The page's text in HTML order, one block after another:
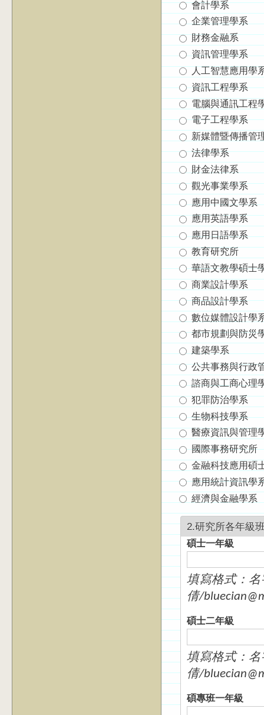
會計學系
企業管理學系
財務金融系
資訊管理學系
人工智慧應用學
資訊工程學系
電腦與通訊工程
電子工程學系
新媒體暨傳播管
法律學系
財金法律系
觀光事業學系
應用中國文學系
應用英語學系
應用日語學系
教育研究所
華語文教學碩士
商業設計學系
商品設計學系
數位媒體設計學
都市規劃與防災
建築學系
公共事務與行政
諮商與工商心理
犯罪防治學系
生物科技學系
醫療資訊與管理
國際事務研究所
金融科技應用碩
應用統計資訊學
經濟與金融學系
2.研究所各年級
碩士一年級
填寫格式：
倩/
碩士二年級
填寫格式：
倩/
碩專班一年級